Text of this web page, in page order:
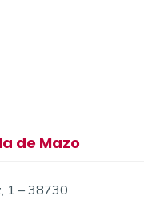
de Mazo
1 – 38730